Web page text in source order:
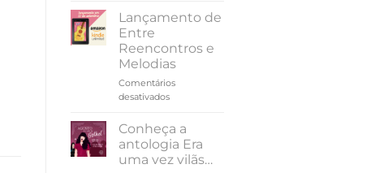
leitura
da
Pássaro
&
Lançamento de
Entre
Reencontros e
Melodias
Comentários
desativadosem
de
Entre
Reencontros
e
Conheça a
antologia Era
uma vez vilãs…